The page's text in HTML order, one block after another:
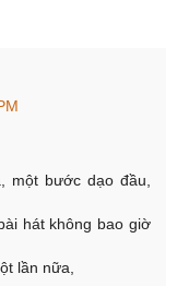
một bước dạo đầu,
hát không bao giờ
lần nữa,